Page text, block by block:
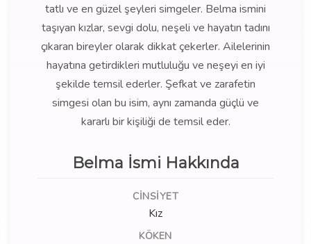
tatlı ve en güzel şeyleri simgeler. Belma ismini
taşıyan kızlar, sevgi dolu, neşeli ve hayatın tadını
çıkaran bireyler olarak dikkat çekerler. Ailelerinin
hayatına getirdikleri mutluluğu ve neşeyi en iyi
şekilde temsil ederler. Şefkat ve zarafetin
simgesi olan bu isim, aynı zamanda güçlü ve
kararlı bir kişiliği de temsil eder.
Belma İsmi Hakkında
CINSIYET
Kız
KÖKEN